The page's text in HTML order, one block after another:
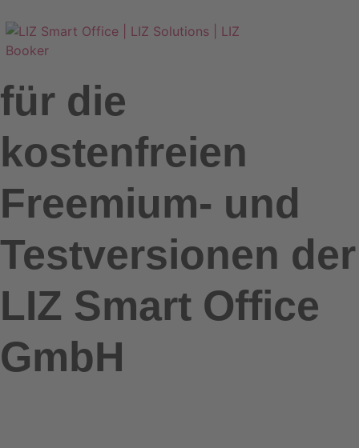
für die
kostenfreien
Freemium- und
Testversionen der
LIZ Smart Office
GmbH